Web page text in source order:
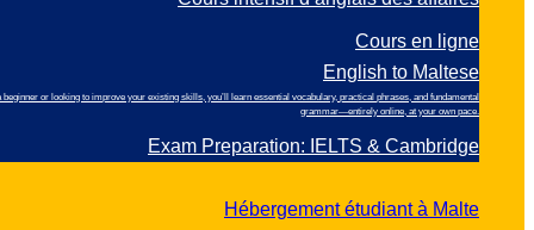
Cours en ligne
English to Maltese
or looking to improve your existing skills, you’ll learn essential vocabulary, practical phrases, and fundamental
grammar—entirely online, at your own pace.
Exam Preparation: IELTS & Cambridge
Hébergement étudiant à Malte